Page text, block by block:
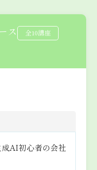
ス 全10講座
AI初心者の会社